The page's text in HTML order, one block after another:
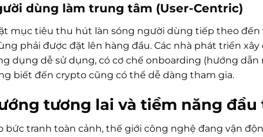
dùng làm trung tâm (User-Centric)
mục tiêu thu hút làn sóng người dùng tiếp theo đến
phải được đặt lên hàng đầu. Các nhà phát triển
dụng dễ sử dụng, có cơ chế onboarding (hướng
biết đến crypto cũng có thể dễ dàng tham gia.
tương lai và tiềm năng đầu
bức tranh toàn cảnh, thế giới công nghệ đang vận